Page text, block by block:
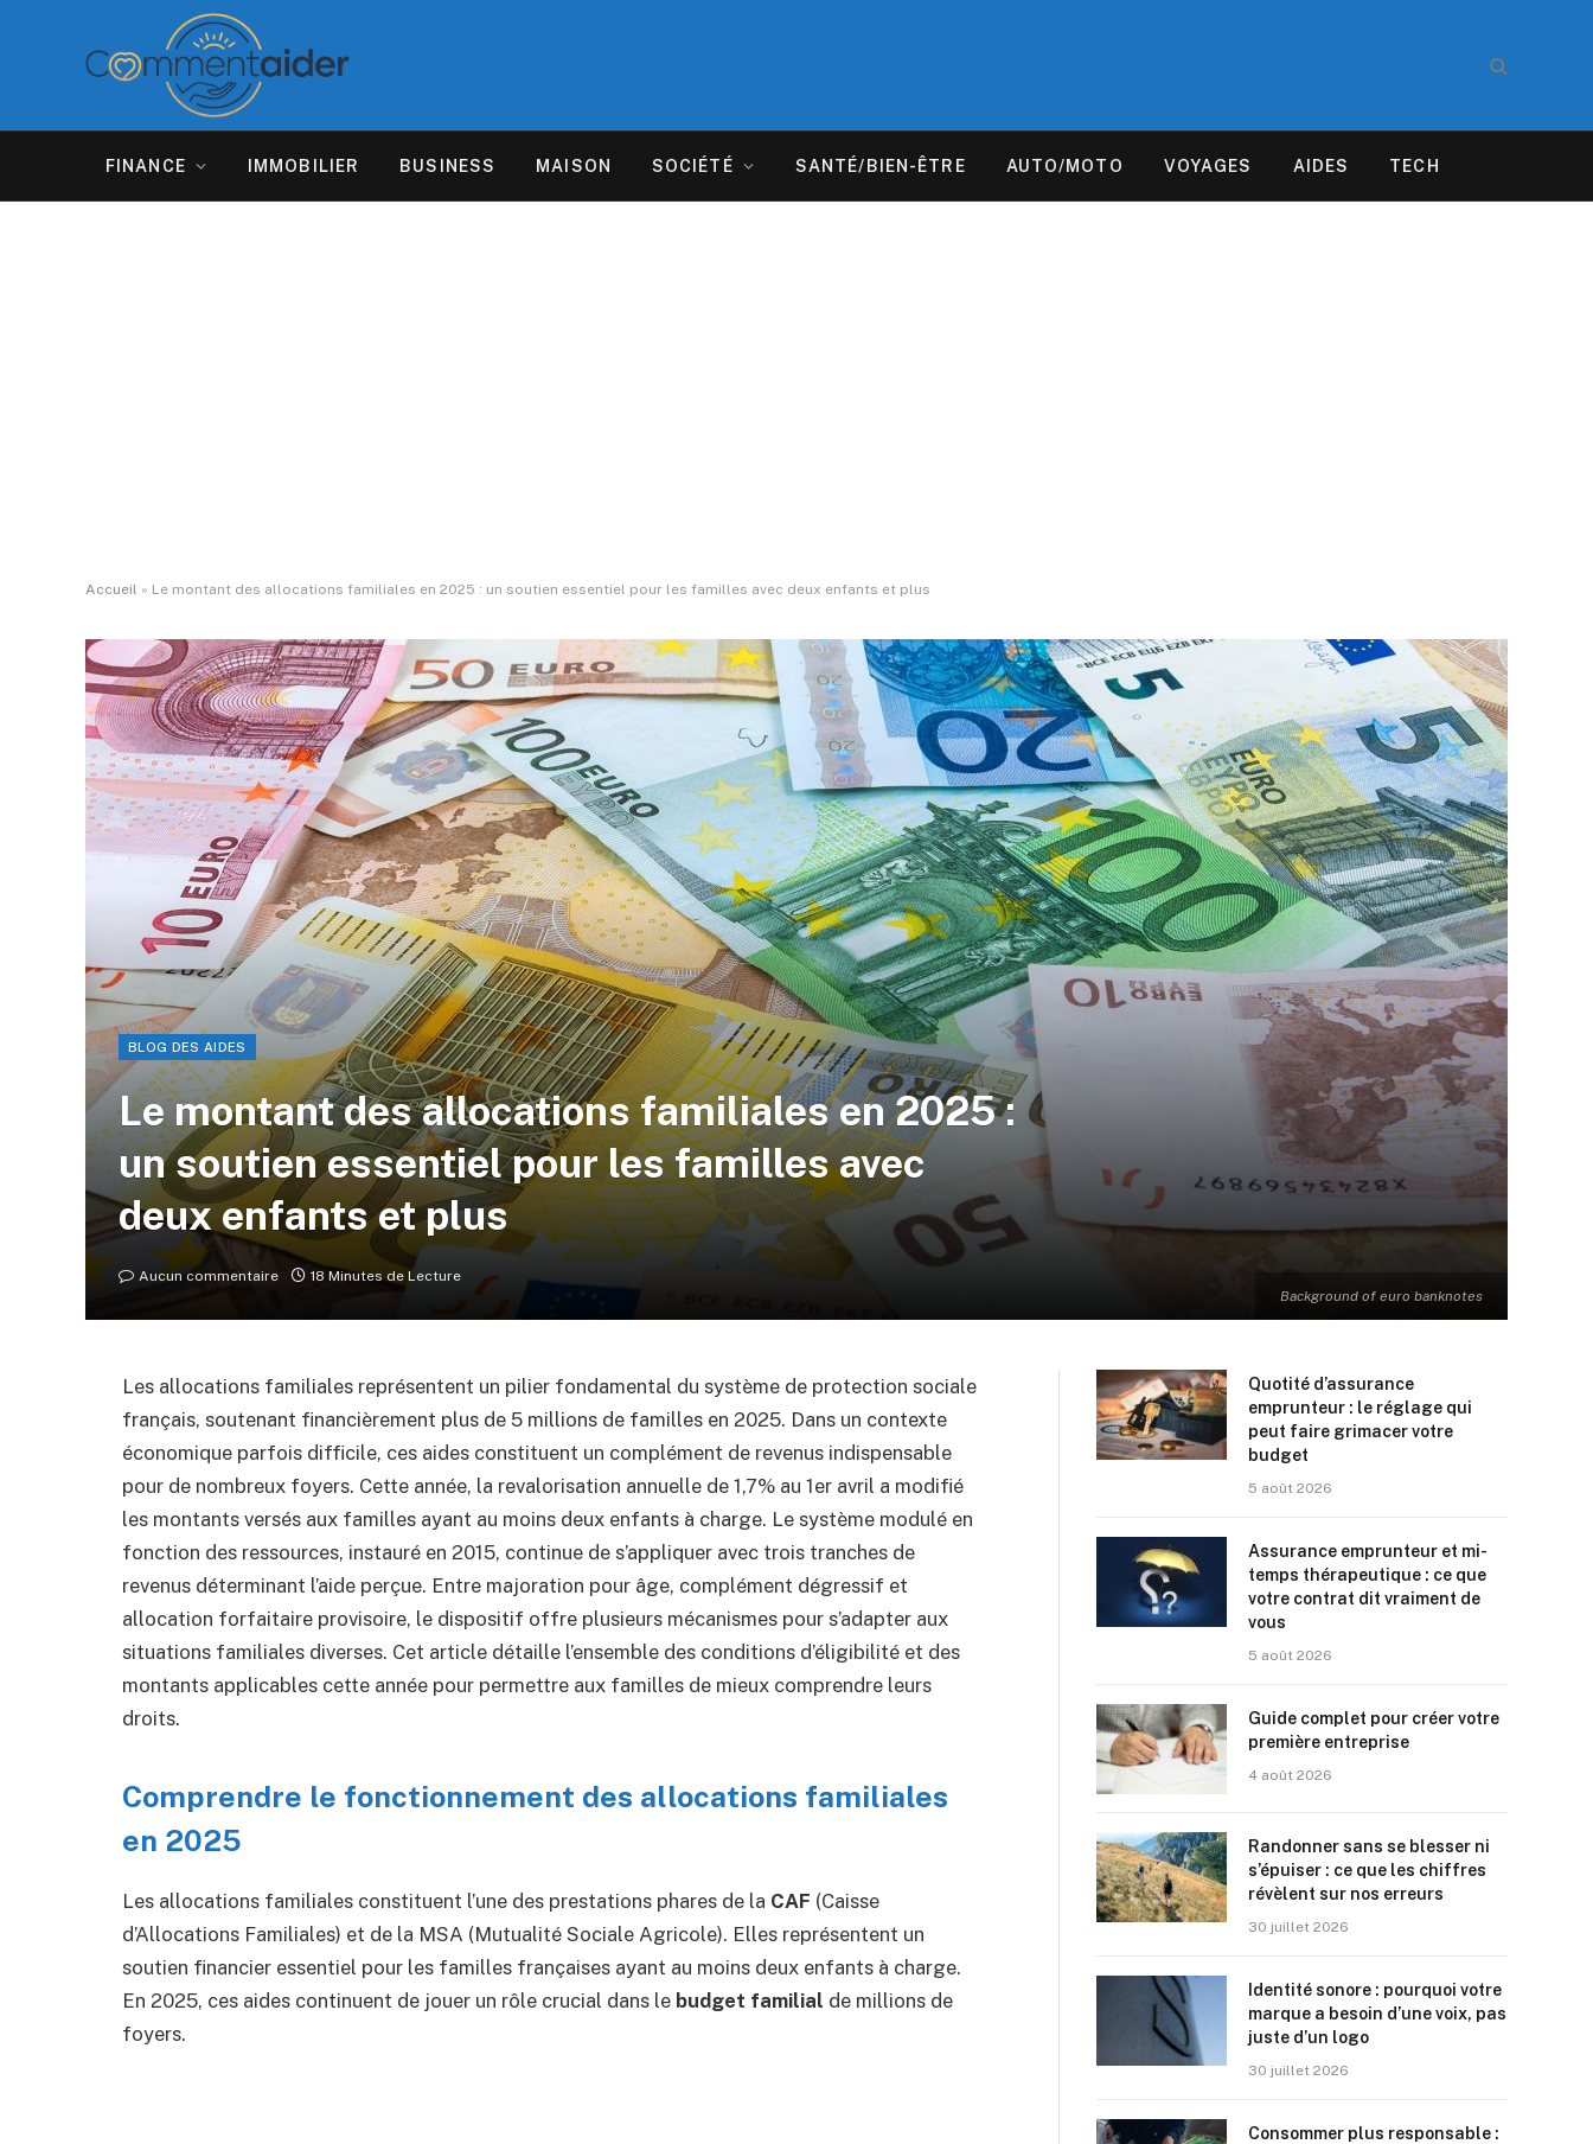
FINANCE IMMOBILIER BUSINESS MAISON SOCIÉTÉ SANTÉ/BIEN-ÊTRE AUTO/MOTO VOYAGES AIDES TECH
Accueil » Le montant des allocations familiales en 2025 : un soutien essentiel pour les familles avec deux enfants et plus
Background of euro banknotes
BLOG DES AIDES
Le montant des allocations familiales en 2025 :
un soutien essentiel pour les familles avec
deux enfants et plus
Aucun commentaire 18 Minutes de Lecture
Les allocations familiales représentent un pilier fondamental du système de protection sociale
français, soutenant financièrement plus de 5 millions de familles en 2025. Dans un contexte
économique parfois difficile, ces aides constituent un complément de revenus indispensable
pour de nombreux foyers. Cette année, la revalorisation annuelle de 1,7% au 1er avril a modifié
les montants versés aux familles ayant au moins deux enfants à charge. Le système modulé en
fonction des ressources, instauré en 2015, continue de s’appliquer avec trois tranches de
revenus déterminant l’aide perçue. Entre majoration pour âge, complément dégressif et
allocation forfaitaire provisoire, le dispositif offre plusieurs mécanismes pour s’adapter aux
situations familiales diverses. Cet article détaille l’ensemble des conditions d’éligibilité et des
montants applicables cette année pour permettre aux familles de mieux comprendre leurs
droits.
Comprendre le fonctionnement des allocations familiales
en 2025
Les allocations familiales constituent l’une des prestations phares de la CAF (Caisse
d’Allocations Familiales) et de la MSA (Mutualité Sociale Agricole). Elles représentent un
soutien financier essentiel pour les familles françaises ayant au moins deux enfants à charge.
En 2025, ces aides continuent de jouer un rôle crucial dans le budget familial de millions de
foyers.
Quotité d’assurance
emprunteur : le réglage qui
peut faire grimacer votre
budget
5 août 2026
Assurance emprunteur et mi-
temps thérapeutique : ce que
votre contrat dit vraiment de
vous
5 août 2026
Guide complet pour créer votre
première entreprise
4 août 2026
Randonner sans se blesser ni
s’épuiser : ce que les chiffres
révèlent sur nos erreurs
30 juillet 2026
Identité sonore : pourquoi votre
marque a besoin d’une voix, pas
juste d’un logo
30 juillet 2026
Consommer plus responsable :